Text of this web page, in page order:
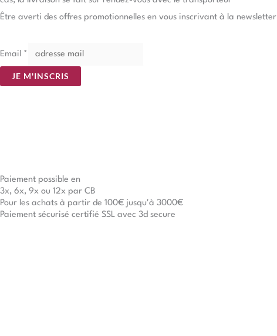
Être averti des offres promotionnelles en vous inscrivant à la newsletter
Email *
JE M'INSCRIS
Paiement possible en
3x, 6x, 9x ou 12x par CB
Pour les achats à partir de 100€ jusqu'à 3000€
Paiement sécurisé certifié SSL avec 3d secure